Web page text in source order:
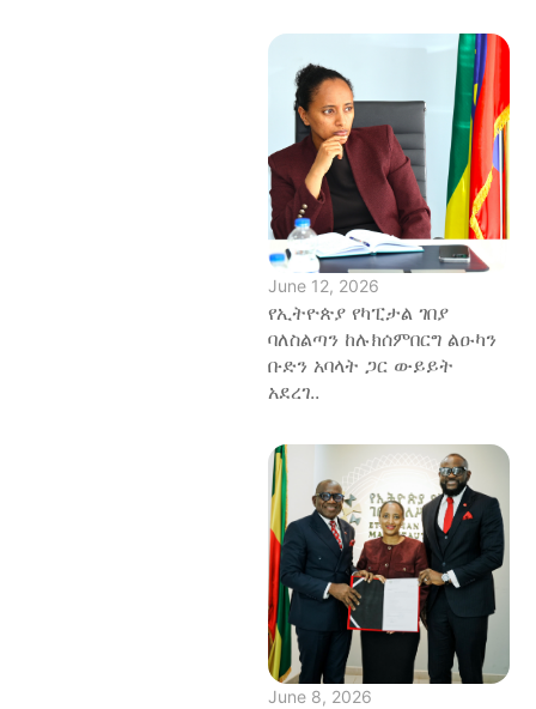
June 12, 2026
የኢትዮጵያ የካፒታል ገበያ
ባለስልጣን ከሉክሰምበርግ ልዑካን
ቡድን አባላት ጋር ውይይት
አደረገ..
June 8, 2026